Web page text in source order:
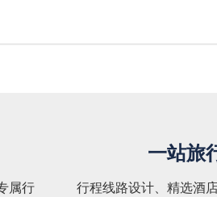
属行
一站旅
行程线路设计、精选酒